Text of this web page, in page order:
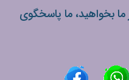
ما بخواهید، ما پاسخگوی